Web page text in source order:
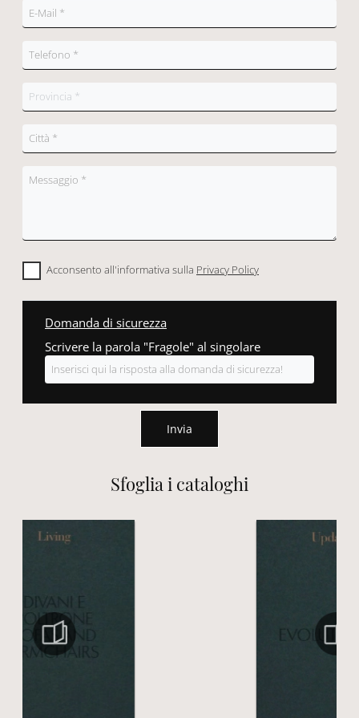
Sfoglia i cataloghi
Acconsento all'informativa sulla Privacy Policy
Domanda di sicurezza
Scrivere la parola "Fragole" al singolare
Invia